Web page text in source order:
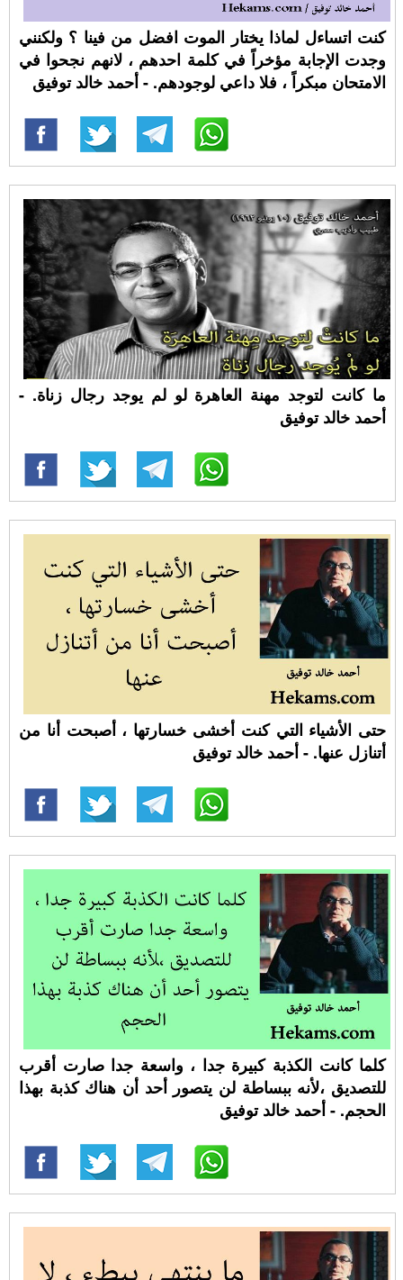
كنت اتساءل لماذا يختار الموت افضل من فينا ؟ ولكنني
وجدت الإجابة مؤخراً في كلمة احدهم ، لانهم نجحوا في
الامتحان مبكراً ، فلا داعي لوجودهم. - أحمد خالد توفيق
ما كانت لتوجد مهنة العاهرة لو لم يوجد رجال زناة. -
أحمد خالد توفيق
حتى الأشياء التي كنت أخشى خسارتها ، أصبحت أنا من
أتنازل عنها. - أحمد خالد توفيق
كلما كانت الكذبة كبيرة جدا ، واسعة جدا صارت أقرب
للتصديق ،لأنه ببساطة لن يتصور أحد أن هناك كذبة بهذا
الحجم. - أحمد خالد توفيق